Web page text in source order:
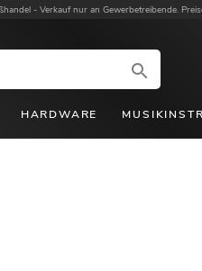
- Verkauf nur an Gewerbetreibende.
HARDWARE